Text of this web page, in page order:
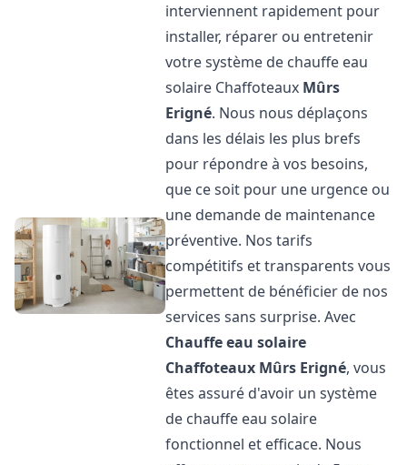
interviennent rapidement pour
installer, réparer ou entretenir
votre système de chauffe eau
solaire Chaffoteaux Mûrs
Erigné. Nous nous déplaçons
dans les délais les plus brefs
pour répondre à vos besoins,
que ce soit pour une urgence ou
une demande de maintenance
préventive. Nos tarifs
compétitifs et transparents vous
permettent de bénéficier de nos
services sans surprise. Avec
Chauffe eau solaire
Chaffoteaux Mûrs Erigné, vous
êtes assuré d'avoir un système
de chauffe eau solaire
fonctionnel et efficace. Nous